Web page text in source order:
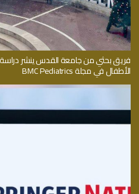
فريق بحثي من جامعة القدس ينشر
الأطفال في مجلة BMC Pediatrics